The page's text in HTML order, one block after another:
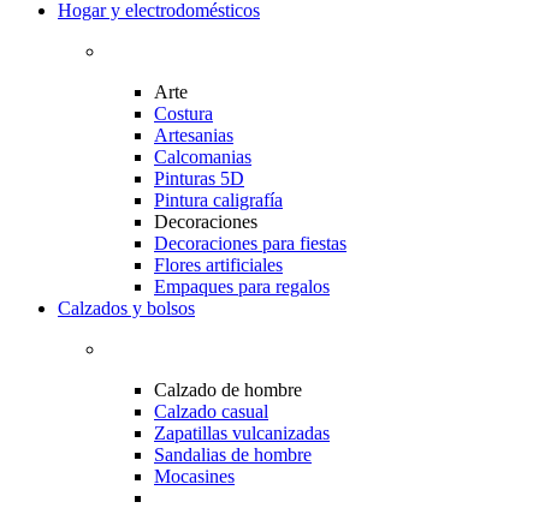
Hogar y electrodomésticos
Arte
Costura
Artesanias
Calcomanias
Pinturas 5D
Pintura caligrafía
Decoraciones
Decoraciones para fiestas
Flores artificiales
Empaques para regalos
Calzados y bolsos
Calzado de hombre
Calzado casual
Zapatillas vulcanizadas
Sandalias de hombre
Mocasines